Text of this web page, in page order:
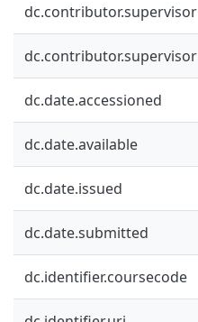
dc.contributor.supervisor
dc.contributor.supervisor
dc.date.accessioned
dc.date.available
dc.date.issued
dc.date.submitted
dc.identifier.coursecode